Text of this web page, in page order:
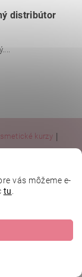
distribútor
kurzy |
cookies
vás môžeme e-
tu